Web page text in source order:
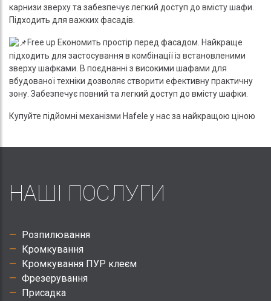
карнизи зверху та забезпечує легкий доступ до вмісту шафи.
Підходить для важких фасадів.
Free up Економить простір перед фасадом. Найкраще
підходить для застосування в комбінації із встановленими
зверху шафками. В поєднанні з високими шафами для
вбудованої техніки дозволяє створити ефективну практичну
зону. Забезпечує повний та легкий доступ до вмісту шафки.
Купуйте підйомні механізми Hafele у нас за найкращою ціною
НАШІ ПОСЛУГИ
Розпилювання
Кромкування
Кромкування ПУР клеєм
Фрезерування
Присадка